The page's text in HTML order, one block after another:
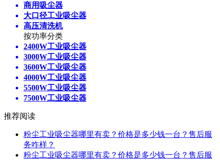
商用吸尘器
大口径工业吸尘器
高压清洗机
按功率分类
2400W工业吸尘器
3000W工业吸尘器
3600W工业吸尘器
4000W工业吸尘器
5500W工业吸尘器
7500W工业吸尘器
推荐阅读
粉尘工业吸尘器哪里有卖？价格是多少钱一台？售后服
务咋样？
粉尘工业吸尘器哪里有卖？价格是多少钱一台？售后服